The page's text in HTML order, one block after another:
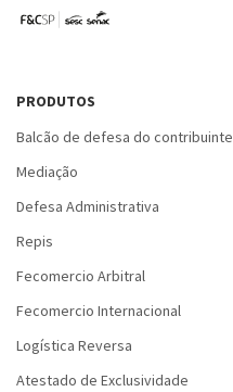
PRODUTOS
Balcão de defesa do contribuinte
Mediação
Defesa Administrativa
Repis
Fecomercio Arbitral
Fecomercio Internacional
Logística Reversa
Atestado de Exclusividade